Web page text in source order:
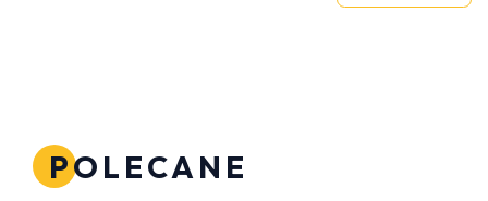
POLECANE